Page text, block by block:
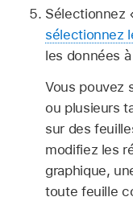
Sélectionnez
sélectionnez
les données
Vous pouvez
ou plusieurs
sur des
modifiez les
graphique,
toute feuille